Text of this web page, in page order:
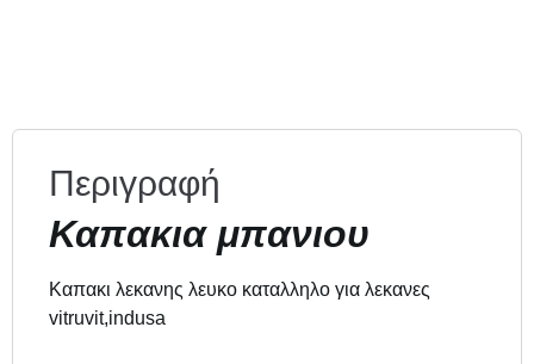
Περιγραφή
Καπακια μπανιου
Καπακι λεκανης λευκο καταλληλο για λεκανες
vitruvit,indusa